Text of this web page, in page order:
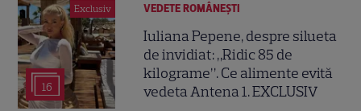
Exclusiv
16
VEDETE ROMÂNEŞTI
Iuliana Pepene, despre silueta
de invidiat: „Ridic 85 de
kilograme”. Ce alimente evită
vedeta Antena 1. EXCLUSIV